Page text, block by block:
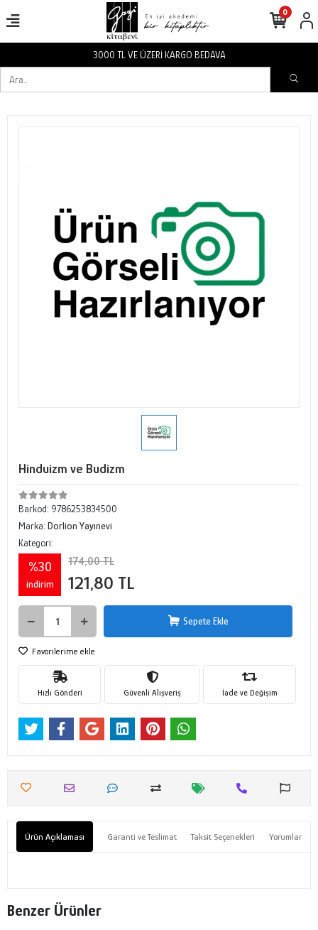
3000 TL VE ÜZERİ KARGO BEDAVA
0
Hinduizm ve Budizm
Barkod: 9786253834500
Marka: Dorlion Yayınevi
Kategori:
%30
indirim
174,00 TL
121,80 TL
Sepete Ekle
Favorilerime ekle
Hızlı Gönderi Güvenli Alışveriş İade ve Değişim
Ürün Açıklaması Garanti ve Teslimat Taksit Seçenekleri Yorumlar
Benzer Ürünler